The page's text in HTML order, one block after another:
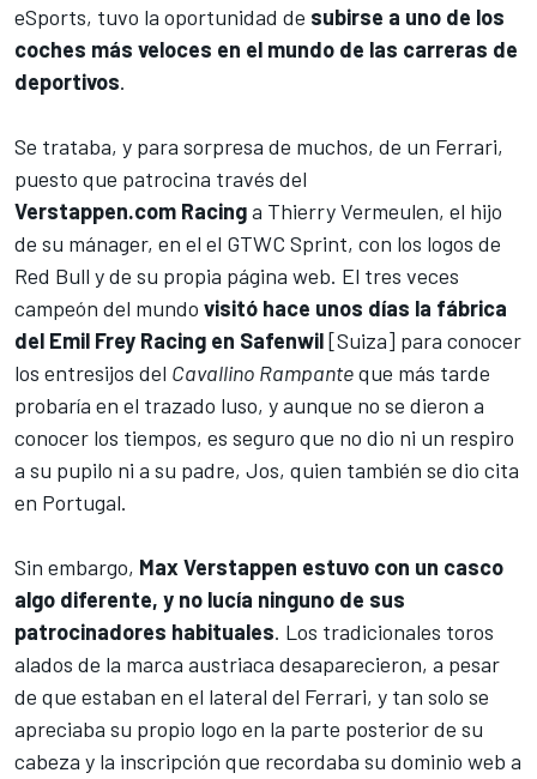
eSports, tuvo la oportunidad de subirse a uno de los
coches más veloces en el mundo de las carreras de
deportivos.
Se trataba, y para sorpresa de muchos, de un Ferrari,
puesto que patrocina través del
Verstappen.com Racinga Thierry Vermeulen, el hijo
de su mánager, en el el GTWC Sprint, con los logos de
Red Bull y de su propia página web. El tres veces
campeón del mundo visitó hace unos días la fábrica
del Emil Frey Racing en Safenwil[Suiza] para conocer
los entresijos del Cavallino Rampanteque más tarde
probaría en el trazado luso, y aunque no se dieron a
conocer los tiempos, es seguro que no dio ni un respiro
a su pupilo ni a su padre, Jos, quien también se dio cita
en Portugal.
Sin embargo, Max Verstappen estuvo con un casco
algo diferente, y no lucía ninguno de sus
patrocinadores habituales. Los tradicionales toros
alados de la marca austriaca desaparecieron, a pesar
de que estaban en el lateral del Ferrari, y tan solo se
apreciaba su propio logo en la parte posterior de su
cabeza y la inscripción que recordaba su dominio web a